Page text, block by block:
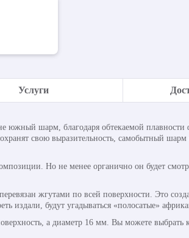
Услуги
южный шарм, благодаря обтекаемой
свою выразительность, самобытный шарм
Но не менее органично он будет
жгутами по всей поверхности. Это
издали, будут угадываться «полосатые»
а диаметр 16 мм. Вы можете выбрать